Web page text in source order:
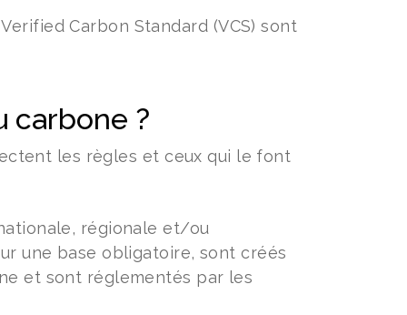
Carbon Standard (VCS) sont
carbone ?
les règles et ceux qui le font
régionale et/ou
une base obligatoire, sont créés
et sont réglementés par les